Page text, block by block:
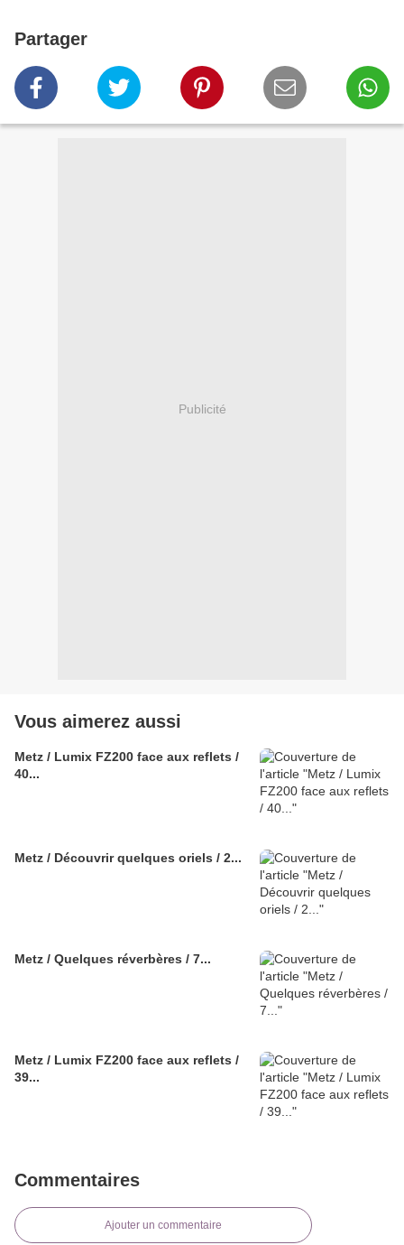
Partager
Publicité
Vous aimerez aussi
Metz / Lumix FZ200 face aux reflets /
40...
Metz / Découvrir quelques oriels / 2...
Metz / Quelques réverbères / 7...
Metz / Lumix FZ200 face aux reflets /
39...
Commentaires
Ajouter un commentaire